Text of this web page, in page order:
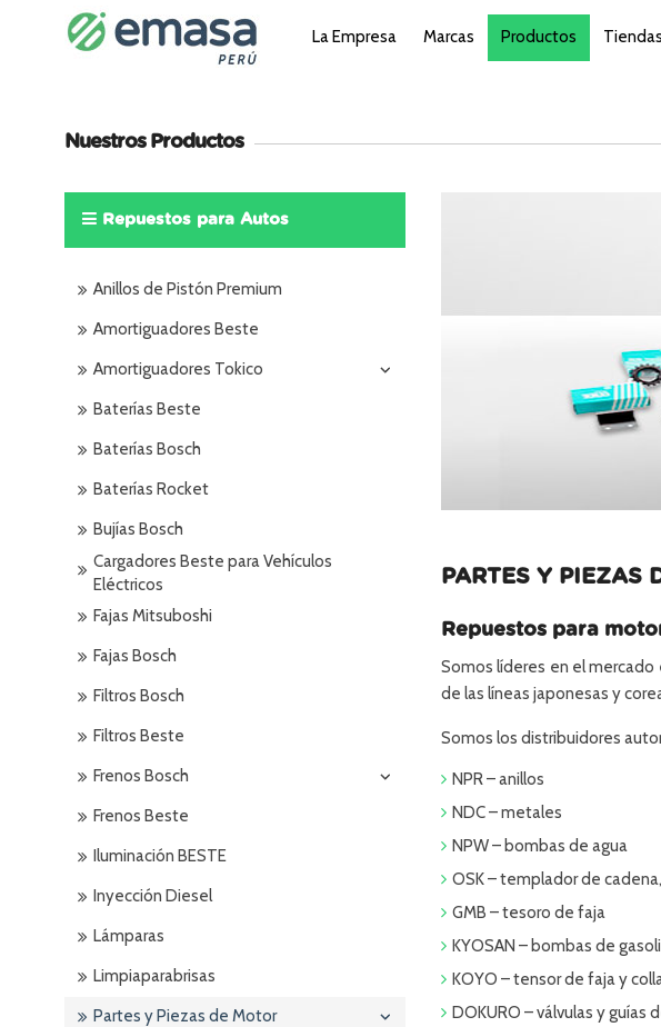
La Empresa Marcas Productos
Nuestros Productos
Repuestos para Autos
Anillos de Pistón Premium
Amortiguadores Beste
Amortiguadores Tokico
Baterías Beste
Baterías Bosch
Baterías Rocket
Bujías Bosch
Cargadores Beste para Vehículos
Eléctricos
Fajas Mitsuboshi
Fajas Bosch
Filtros Bosch
Filtros Beste
Frenos Bosch
Frenos Beste
Iluminación BESTE
Inyección Diesel
Lámparas
Limpiaparabrisas
Partes y Piezas de Motor
PARTES Y PIEZAS
Repuestos para
Somos líderes en el
de las líneas japonesas y
Somos los distribuidores
NPR – anillos
NDC – metales
NPW – bombas de agua
OSK – templador de
GMB – tesoro de faja
KYOSAN – bombas de
KOYO – tensor de faja y
DOKURO – válvulas y guías